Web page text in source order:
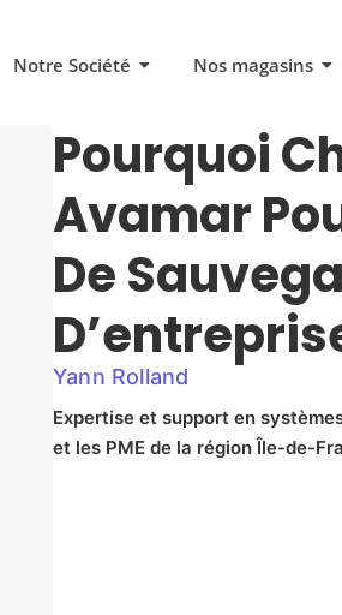
Notre Société Nos magasins
Pourquoi
Avamar
De
Yann Rolland
Expertise et support en
et les PME de la région Île-de-